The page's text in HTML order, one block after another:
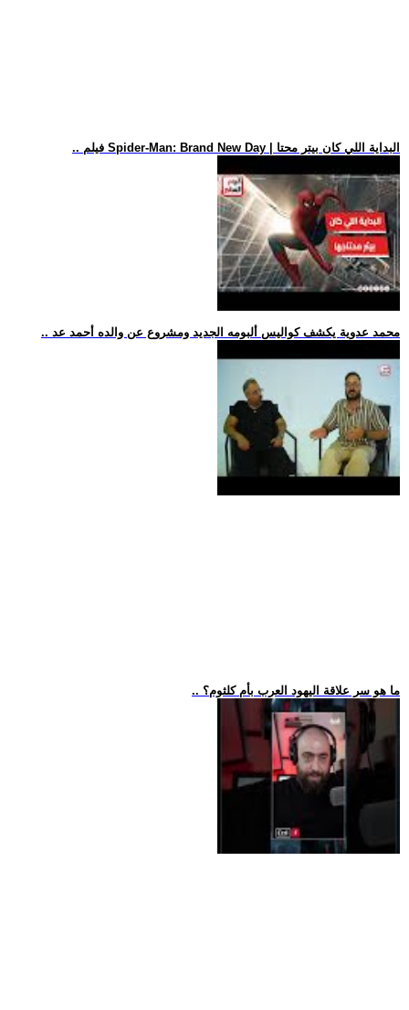
.. فيلم Spider-Man: Brand New Day | البداية اللي كان بيتر محتا
.. محمد عدوية يكشف كواليس ألبومه الجديد ومشروع عن والده أحمد عد
.. ما هو سر علاقة اليهود العرب بأم كلثوم؟